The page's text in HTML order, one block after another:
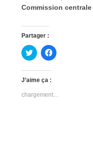
Commission
Partager :
C
l
q
u
e
p
C
l
p
J’aime ça :
chargement…